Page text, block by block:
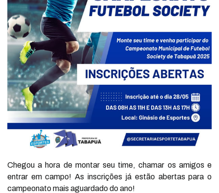
Chegou a hora de montar seu time, chamar os amigos e
entrar em campo! As inscrições já estão abertas para o
campeonato mais aguardado do ano!